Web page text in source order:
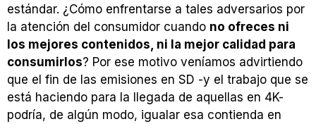
estándar. ¿Cómo enfrentarse a tales adversarios por
la atención del consumidor cuando no ofreces ni
los mejores contenidos, ni la mejor calidad para
consumirlos? Por ese motivo veníamos advirtiendo
que el fin de las emisiones en SD -y el trabajo que se
está haciendo para la llegada de aquellas en 4K-
podría, de algún modo, igualar esa contienda en